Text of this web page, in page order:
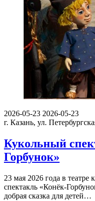
2026-05-23 2026-05-23
г. Казань, ул.
Кукольный
Горбунок»
23 мая 2026 года в
спектакль «Конёк-
добрая сказка для детей…